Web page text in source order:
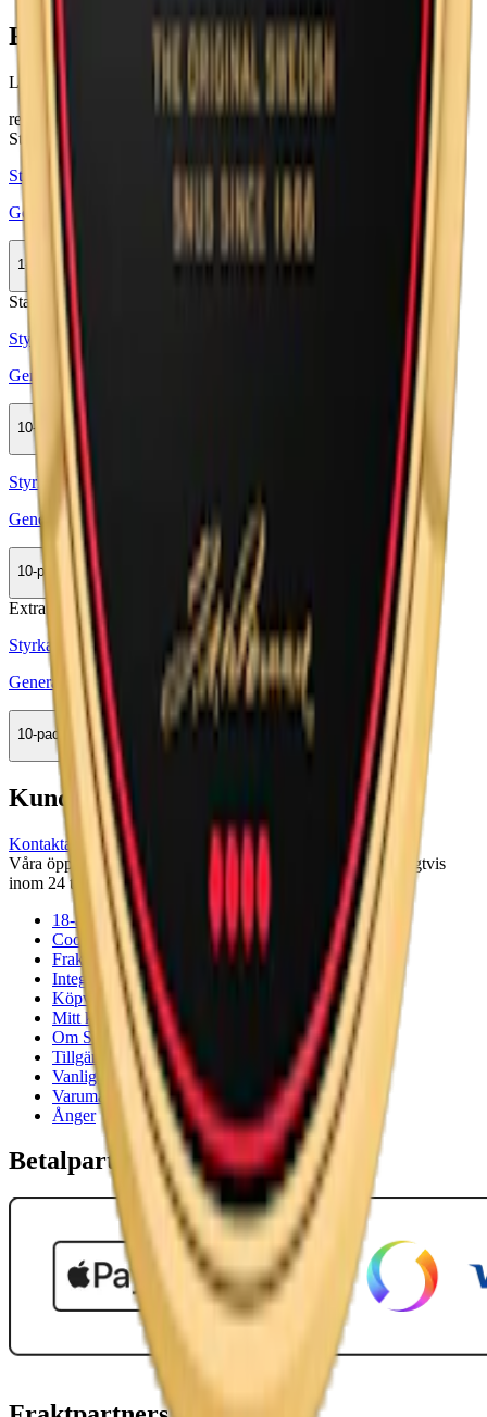
Färskt snus
Läs mer om hur du förvarar General Stark Vit Portion
relaterade produkter
Stark
Styrka Stark · Large
General One White Portion
1-pack
35,90 kr
Köp
Stark
Styrka Stark · Large
General Strong Original Portion
10-pack 444,50 kr
Köp
Styrka Normal · Large
General Portion
10-pack
444,50 kr
Köp
Extra Stark
Styrka Extra Stark · Large
General Extra Stark Portion
10-pack
444,50 kr
Köp
Kundservice
Kontakta oss
Våra öppettider är: Alla dagar 08:00 - 18:00 Vi svarar vanligtvis
inom 24 timmar på vardagar.
18-årsgräns
Cookiepolicy
Frakt- och leveransvillkor
Integritetspolicy
Köpvillkor
Mitt konto
Om Snuset.se
Tillgänglighetsredogörelse
Vanliga frågor
Varumärken
Ånger
Betalpartner